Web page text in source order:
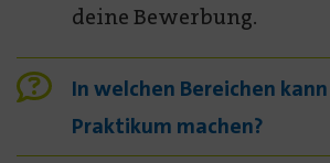
deine Bewerbung.
In welchen Bereichen
Praktikum machen?